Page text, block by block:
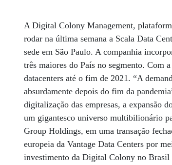
A Digital Colony Management,
rodar na última semana a Scala Data
sede em São Paulo. A companhia
três maiores do País no segmento. Com
datacenters até o fim de 2021. “A
absurdamente depois do fim da
digitalização das empresas, a expansão
um gigantesco universo multibilionário
Group Holdings, em uma transação
europeia da Vantage Data Centers por
investimento da Digital Colony no Brasil